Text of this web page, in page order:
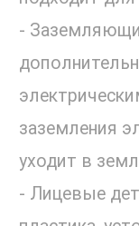
-
заземления
уходит в
- Лицевые